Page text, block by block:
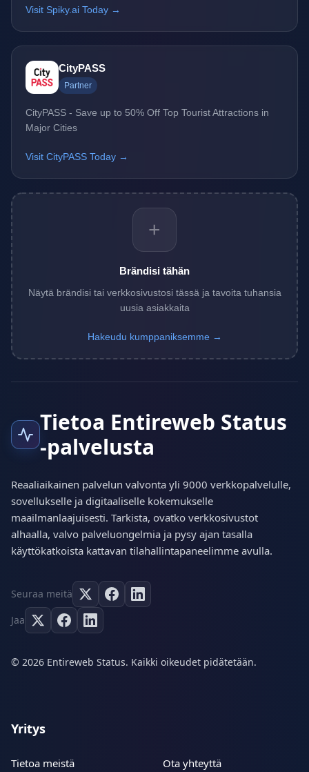
Visit Spiky.ai Today →
CityPASS
Partner
CityPASS - Save up to 50% Off Top Tourist Attractions in
Major Cities
Visit CityPASS Today →
+
Brändisi tähän
Näytä brändisi tai verkkosivustosi tässä ja tavoita tuhansia
uusia asiakkaita
Hakeudu kumppaniksemme →
Tietoa Entireweb Status
-palvelusta
Reaaliaikainen palvelun valvonta yli 9000 verkkopalvelulle,
sovellukselle ja digitaaliselle kokemukselle
maailmanlaajuisesti. Tarkista, ovatko verkkosivustot
alhaalla, valvo palveluongelmia ja pysy ajan tasalla
käyttökatkoista kattavan tilahallintapaneelimme avulla.
Seuraa meitä
Jaa
© 2026 Entireweb Status. Kaikki oikeudet pidätetään.
Yritys
Tietoa meistä Ota yhteyttä